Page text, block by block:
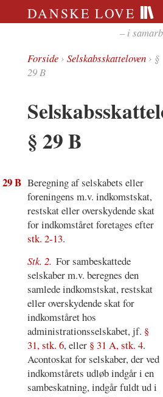
DANSKE LOVE
– i
Forside› Selskabsskatteloven› §
29 B
§ 29 B
B Beregning af selskabets eller
foreningens m.v. indkomstskat,
restskat eller overskydende skat
for indkomståret foretages efter
stk. 2-13.
Stk. 2. For sambeskattede
selskaber m.v. beregnes den
samlede indkomstskat, restskat
eller overskydende skat for
indkomståret hos
administrationsselskabet, jf. §
31, stk. 6, eller § 31 A, stk. 4.
Acontoskat for selskaber, der ved
indkomstårets udløb indgår i en
sambeskatning, indgår fuldt ud i